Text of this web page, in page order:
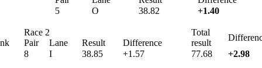
5
O 38.82 +1.40
Race 2
Total
result
Pair Lane Result
Difference
8
I 38.85 +1.57 77.68 +2.98